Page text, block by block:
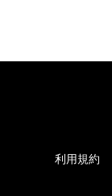
利用規約